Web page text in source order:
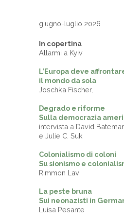
giugno-luglio 2026
In copertina
Allarmi a Kyiv
L’Europa deve
il mondo da sola
Joschka Fischer,
Degrado e riforme
Sulla democrazia
intervista a David
e Julie C. Suk
Colonialismo di coloni
Su sionismo e
Rimmon Lavi
La peste bruna
Sui neonazisti in
Luisa Pesante